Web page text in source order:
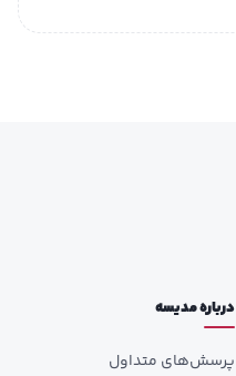
درباره مدیسه
پرسش‌های متداول